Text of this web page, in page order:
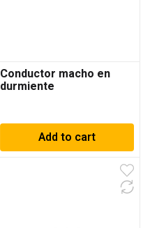
Conductor macho en
durmiente
Add to cart